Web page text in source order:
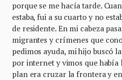
porque se me hacía tarde.
estaba, fui a su cuarto y no
de residente. En mi cabeza
migrantes y crímenes que
pedimos ayuda, mi hijo buscó
por internet y vimos que había
plan era cruzar la frontera y